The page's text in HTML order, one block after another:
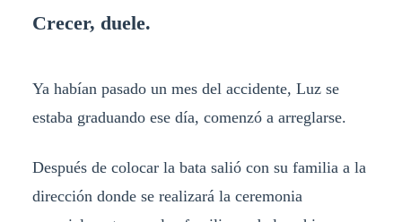
Crecer, duele.
Ya habían pasado un mes del accidente, Luz se
estaba graduando ese día, comenzó a arreglarse.
Después de colocar la bata salió con su familia a la
dirección donde se realizará la ceremonia